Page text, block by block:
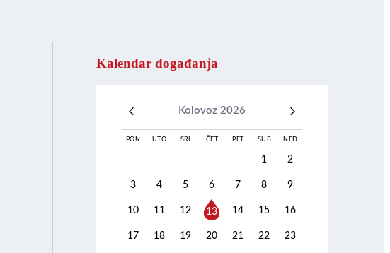
Kalendar događanja
Kolovoz 2026
PON UTO SRI ČET PET SUB NED
1 2
3 4 5 6 7 8 9
10 11 12 13 14 15 16
17 18 19 20 21 22 23